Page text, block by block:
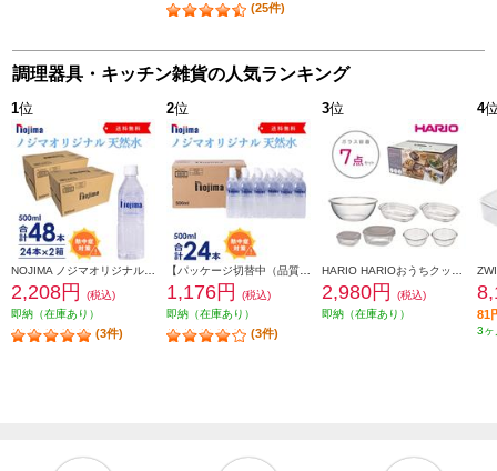
(25件)
調理器具・キッチン雑貨の人気ランキング
1位
2,208円
(税込)
即納（在庫あり）
(3件)
2位
1,176円
(税込)
即納（在庫あり）
(3件)
3位
2,980円
(税込)
即納（在庫あり）
4
81
3ヶ